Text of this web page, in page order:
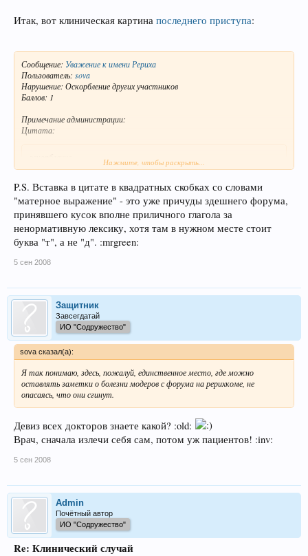
Итак, вот клиническая картина последнего приступа:
Сообщение: Уважение к имени Рериха
Пользователь: sova
Нарушение: Оскорбление других участников
Баллов: 1
Примечание администрации:
Цитата:
Сообщение для пользователя:
Оригинал сообщения:
Цитата:
Цитата:
Сообщение отВладимир Чернявский
P.S.И не нужно оскорблять форум (и этим - всех участников).
Не нужно лицемерить.
Нажмите, чтобы раскрыть...
P.S. Вставка в цитате в квадратных скобках со словами
"матерное выражение" - это уже причуды здешнего форума,
принявшего кусок вполне приличного глагола за
ненормативную лексику, хотя там в нужном месте стоит
буква "т", а не "д". :mrgreen:
5 сен 2008
Защитник
Завсегдатай
ИО "Содружество"
sova сказал(а):
Я так понимаю, здесь, пожалуй, единственное место, где можно
оставлять заметки о болезни модеров с форума на рерихкоме, не
опасаясь, что они сгинут.
Девиз всех докторов знаете какой? :old:
Врач, сначала излечи себя сам, потом уж пациентов! :inv:
5 сен 2008
Admin
Почётный автор
ИО "Содружество"
Re: Клинический случай